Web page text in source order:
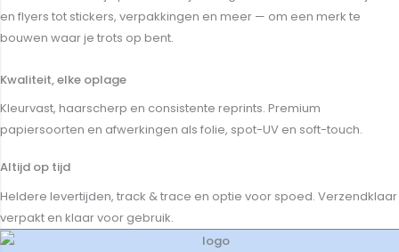
en flyers tot stickers, verpakkingen en meer — om een merk te
bouwen waar je trots op bent.
Kwaliteit, elke oplage
Kleurvast, haarscherp en consistente reprints. Premium
papiersoorten en afwerkingen als folie, spot-UV en soft-touch.
Altijd op tijd
Heldere levertijden, track & trace en optie voor spoed. Verzendklaar
verpakt en klaar voor gebruik.